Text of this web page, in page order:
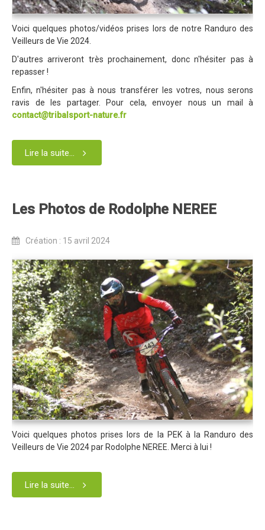
Règlement 2024
Plans des parcours 2024
Programme 2024
Tombola 2024
Edition 2023
Blog 2023
Dossier de presse 2023
Programme 2023
Partenaires 2023
Règlement 2023
Photos 2023
Edition 2022
Blog 2022
Règlement 2022
Dossier de presse 2022
Affiche 2022
Partenaires 2022
Plans des spéciales 2022
Résultats 2022
Photos 2022
Voici quelques photos/vidéos prises lors de notre Randuro des
Veilleurs de Vie 2024.
D'autres arriveront très prochainement, donc n'hésiter pas à
repasser !
Enfin, n'hésiter pas à nous transférer les votres, nous serons
ravis de les partager. Pour cela, envoyer nous un mail à
contact@tribalsport-nature.fr
Lire la suite...
Les Photos de Rodolphe NEREE
Création : 15 avril 2024
Voici quelques photos prises lors de la PEK à la Randuro des
Veilleurs de Vie 2024 par Rodolphe NEREE. Merci à lui !
Lire la suite...